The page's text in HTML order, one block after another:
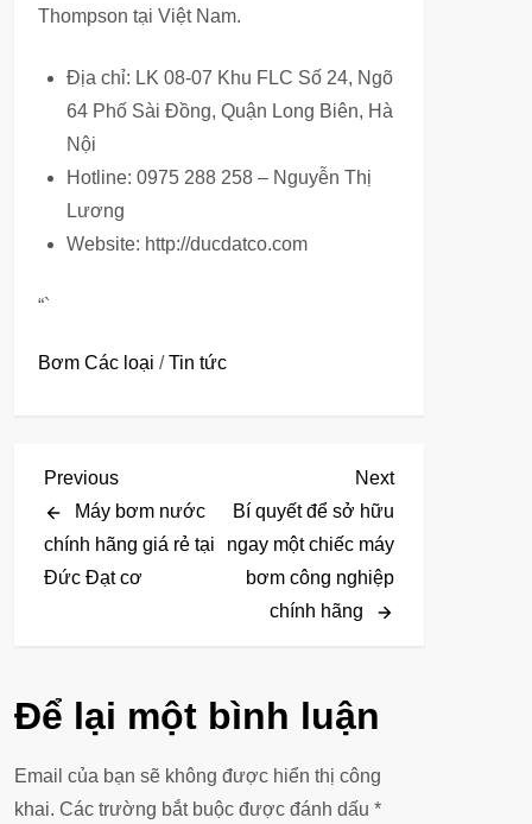
Thompson tại Việt Nam.
Địa chỉ: LK 08-07 Khu FLC Số 24, Ngõ
64 Phố Sài Đồng, Quận Long Biên, Hà
Nội
Hotline: 0975 288 258 – Nguyễn Thị
Lương
Website: http://ducdatco.com
“`
Bơm Các loại /Tin tức
Đ
i
ề
h
ớ
Previous
Post
Previous
Máy bơm nước
chính hãng giá rẻ tại
Đức Đạt cơ
Next
Next
Bí quyết để sở hữu
ngay một chiếc máy
bơm công nghiệp
chính hãng
Để lại một bình luận
Email của bạn sẽ không được hiển thị công
khai. Các trường bắt buộc được đánh dấu *